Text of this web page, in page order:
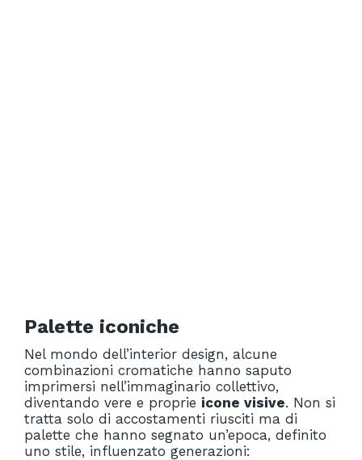
Palette iconiche
Nel mondo dell’interior design, alcune
combinazioni cromatiche hanno saputo
imprimersi nell’immaginario collettivo,
diventando vere e proprie icone visive. Non si
tratta solo di accostamenti riusciti ma di
palette che hanno segnato un’epoca, definito
uno stile, influenzato generazioni: